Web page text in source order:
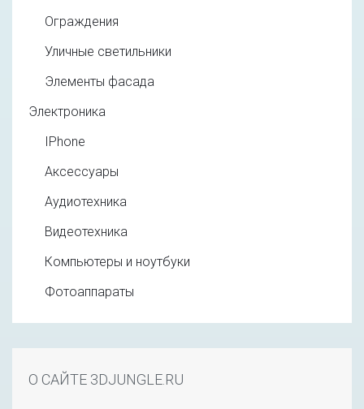
Ограждения
Уличные светильники
Элементы фасада
Электроника
IPhone
Аксессуары
Аудиотехника
Видеотехника
Компьютеры и ноутбуки
Фотоаппараты
О САЙТЕ 3DJUNGLE.RU